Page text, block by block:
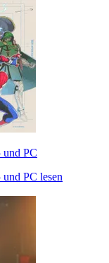
und PC
PC lesen